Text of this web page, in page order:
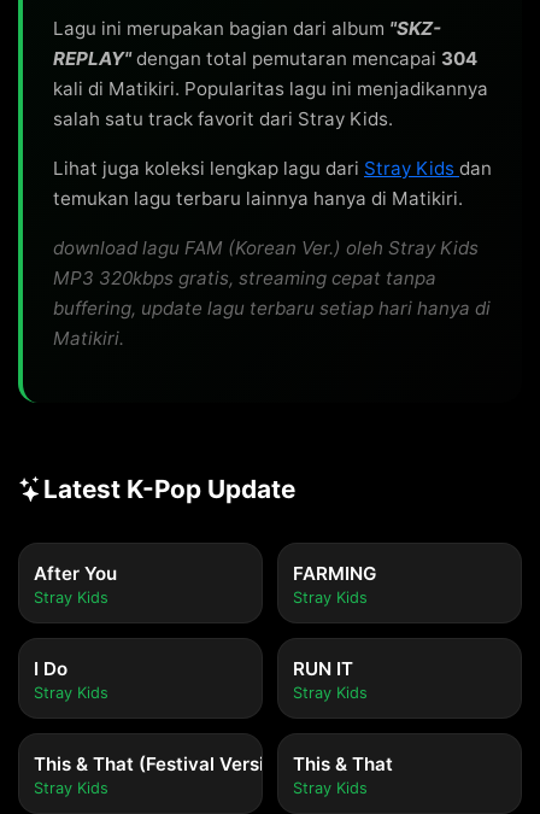
Lagu ini merupakan bagian dari album "SKZ-
REPLAY"dengan total pemutaran mencapai 304
kali di Matikiri. Popularitas lagu ini menjadikannya
salah satu track favorit dari Stray Kids.
Lihat juga koleksi lengkap lagu dari Stray Kids dan
temukan lagu terbaru lainnya hanya di Matikiri.
download lagu FAM (Korean Ver.) oleh Stray Kids
MP3 320kbps gratis, streaming cepat tanpa
buffering, update lagu terbaru setiap hari hanya di
Matikiri.
Latest K-Pop Update
After You
Stray Kids
FARMING
Stray Kids
I Do
Stray Kids
RUN IT
Stray Kids
This & That (Festival Version)
Stray Kids
This & That
Stray Kids